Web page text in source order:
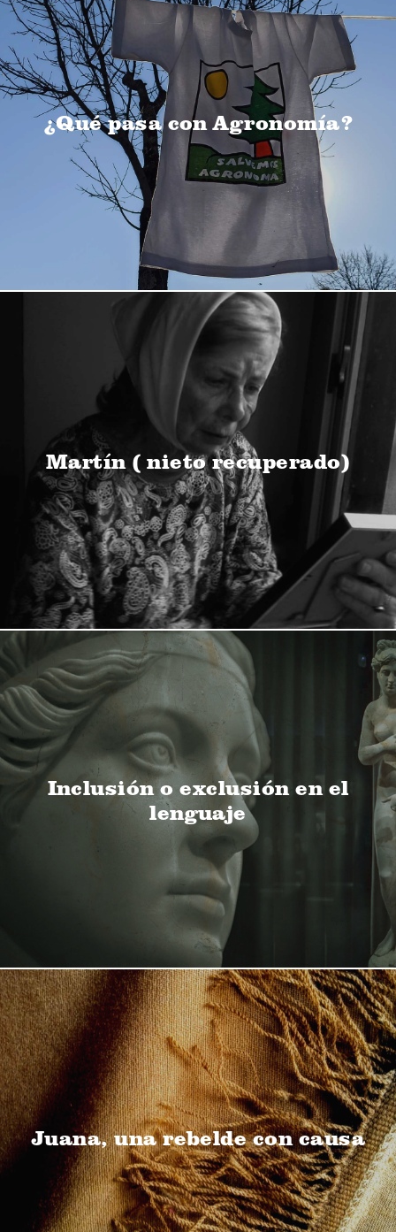
¿Qué pasa con Agronomía?
Martín ( nieto recuperado)
Inclusión o exclusión en el
lenguaje
Juana, una rebelde con causa